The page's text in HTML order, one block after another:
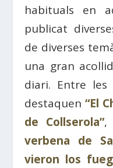
habituals en
publicat
de diverses
una gran
diari. Entre les
destaquen“El
de Collserola”
verbena de
vieron los